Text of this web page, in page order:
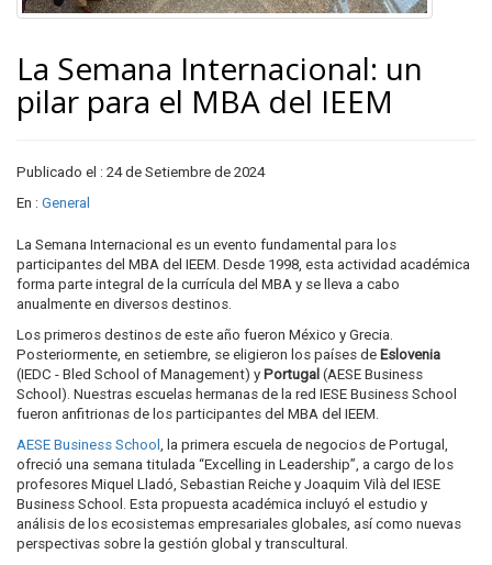
La Semana Internacional: un
pilar para el MBA del IEEM
Publicado el : 24 de Setiembre de 2024
En : General
La Semana Internacional es un evento fundamental para los
participantes del MBA del IEEM. Desde 1998, esta actividad académica
forma parte integral de la currícula del MBA y se lleva a cabo
anualmente en diversos destinos.
Los primeros destinos de este año fueron México y Grecia.
Posteriormente, en setiembre, se eligieron los países de Eslovenia
(IEDC - Bled School of Management) y Portugal (AESE Business
School). Nuestras escuelas hermanas de la red IESE Business School
fueron anfitrionas de los participantes del MBA del IEEM.
AESE Business School , la primera escuela de negocios de Portugal,
ofreció una semana titulada “Excelling in Leadership”, a cargo de los
profesores Miquel Lladó, Sebastian Reiche y Joaquim Vilà del IESE
Business School. Esta propuesta académica incluyó el estudio y
análisis de los ecosistemas empresariales globales, así como nuevas
perspectivas sobre la gestión global y transcultural.